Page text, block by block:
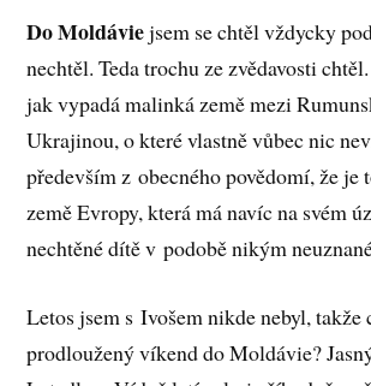
Do Moldáviejsem se chtěl vždycky
nechtěl. Teda trochu ze zvědavosti
jak vypadá malinká země mezi
Ukrajinou, o které vlastně vůbec nic
především z obecného povědomí, že je
země Evropy, která má navíc na svém
nechtěné dítě v podobě nikým
Letos jsem s Ivošem nikde nebyl, takže
prodloužený víkend do Moldávie?